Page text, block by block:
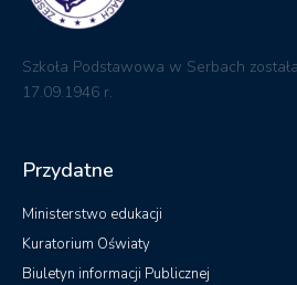
Szkoła Podstawowa w Serbach
17.09.1946 r.
Przydatne
Ministerstwo edukacji
Kuratorium Oświaty
Biuletyn informacji Publicznej